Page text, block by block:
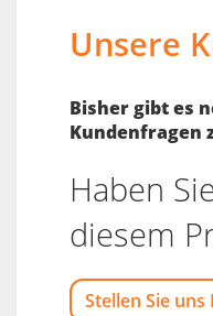
Unsere
Bisher gibt es
Kundenfragen
Haben
diesem
Stellen Sie uns